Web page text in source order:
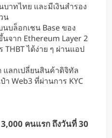
บาทไทย และมีเงินสำรอง
น
บล็อกเชน Base ของ
จาก Ethereum Layer 2
THBT ได้ง่าย ๆ ผ่านแอป
ลกเปลี่ยนสินค้าดิจิทัล
า Web3 ที่ผ่านการ KYC
คนแรก ถึงวันที่ 30